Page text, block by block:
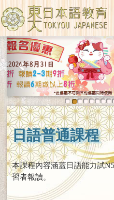
Previous
日語普通課程
本課程內容涵蓋日語能力試
習者報讀。